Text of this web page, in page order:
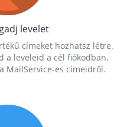
levelet
címeket hozhatsz létre.
a leveleid a cél fiókodban,
MailService-es címeidről.